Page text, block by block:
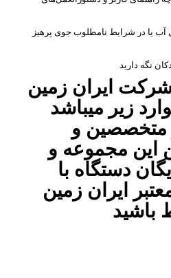
آب یا در شرایط نامطلوب جوی پرهیز
نگه دارید
ایران زمین
زیر میباشد
متخصصین و
این مجموعه و
دستگاه با
ایران زمین
باشید